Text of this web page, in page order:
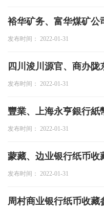
裕华矿务、富华煤矿公
发布时间： 2022-01-31
四川浚川源官、商办
发布时间： 2022-01-31
豐業、上海永亨銀行紙
发布时间： 2022-01-31
蒙藏、边业银行纸币收
发布时间： 2022-01-31
周村商业银行纸币收藏